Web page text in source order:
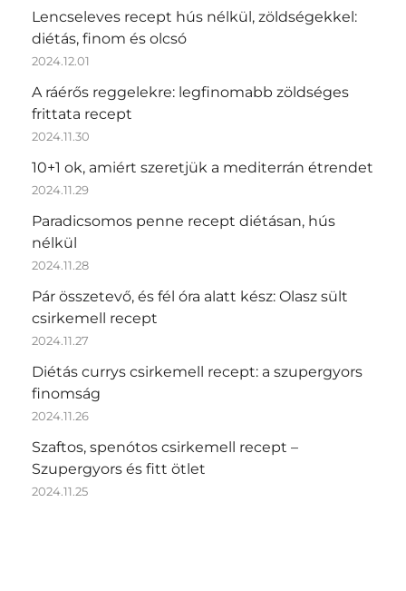
Lencseleves recept hús nélkül, zöldségekkel:
diétás, finom és olcsó
2024.12.01
A ráérős reggelekre: legfinomabb zöldséges
frittata recept
2024.11.30
10+1 ok, amiért szeretjük a mediterrán étrendet
2024.11.29
Paradicsomos penne recept diétásan, hús
nélkül
2024.11.28
Pár összetevő, és fél óra alatt kész: Olasz sült
csirkemell recept
2024.11.27
Diétás currys csirkemell recept: a szupergyors
finomság
2024.11.26
Szaftos, spenótos csirkemell recept –
Szupergyors és fitt ötlet
2024.11.25